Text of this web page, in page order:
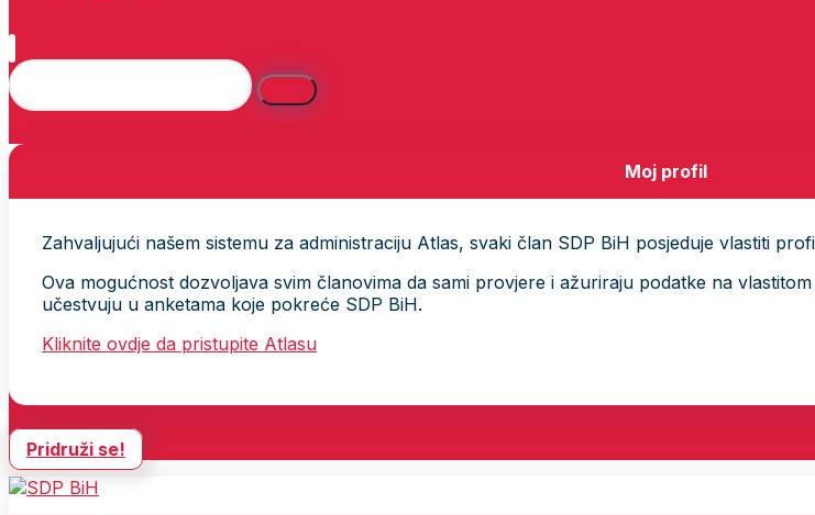
Moj profil
Zahvaljujući našem sistemu za administraciju Atlas, svaki član SDP BiH posjeduje vlastiti
Ova mogućnost dozvoljava svim članovima da sami provjere i ažuriraju podatke na
učestvuju u anketama koje pokreće SDP BiH.
Kliknite ovdje da pristupite Atlasu
Pridruži se!